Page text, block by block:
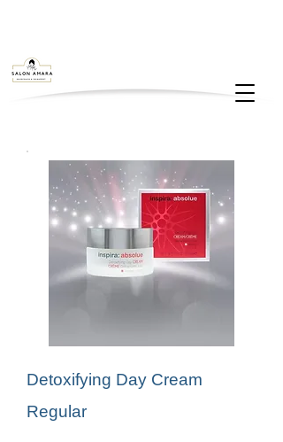
Detoxifying Day Cream
Regular